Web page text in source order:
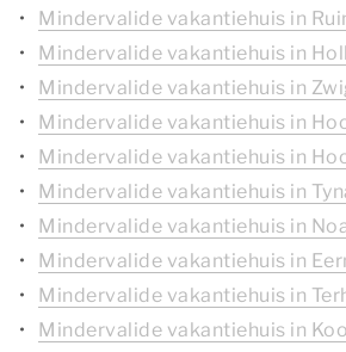
Mindervalide vakantiehuis in
Mindervalide vakantiehuis in
Mindervalide vakantiehuis in
Mindervalide vakantiehuis in
Mindervalide vakantiehuis in
Mindervalide vakantiehuis in
Mindervalide vakantiehuis in
Mindervalide vakantiehuis in
Mindervalide vakantiehuis in
Mindervalide vakantiehuis in